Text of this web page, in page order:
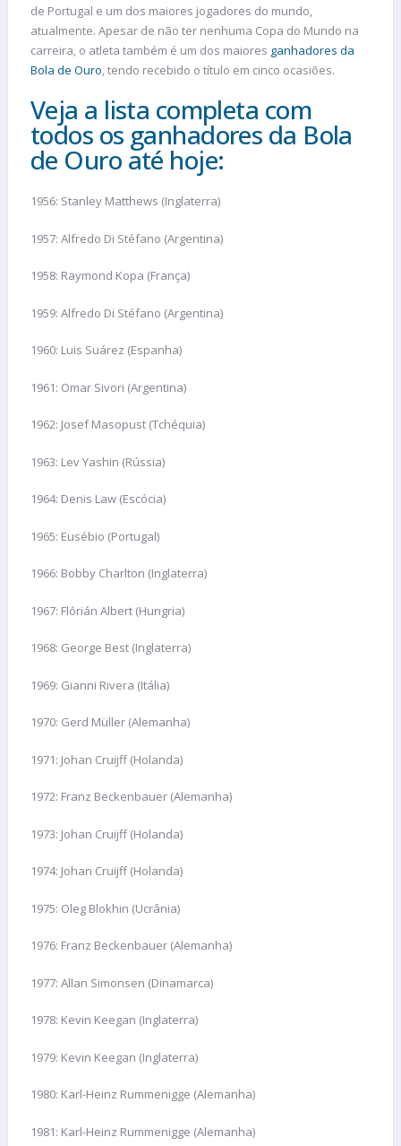
de Portugal e um dos maiores jogadores do mundo,
atualmente. Apesar de não ter nenhuma Copa do Mundo na
carreira, o atleta também é um dos maiores ganhadores da
Bola de Ouro, tendo recebido o título em cinco ocasiões.
Veja a lista completa com
todos os ganhadores da Bola
de Ouro até hoje:
1956: Stanley Matthews (Inglaterra)
1957: Alfredo Di Stéfano (Argentina)
1958: Raymond Kopa (França)
1959: Alfredo Di Stéfano (Argentina)
1960: Luis Suárez (Espanha)
1961: Omar Sivori (Argentina)
1962: Josef Masopust (Tchéquia)
1963: Lev Yashin (Rússia)
1964: Denis Law (Escócia)
1965: Eusébio (Portugal)
1966: Bobby Charlton (Inglaterra)
1967: Flórián Albert (Hungria)
1968: George Best (Inglaterra)
1969: Gianni Rivera (Itália)
1970: Gerd Müller (Alemanha)
1971: Johan Cruijff (Holanda)
1972: Franz Beckenbauer (Alemanha)
1973: Johan Cruijff (Holanda)
1974: Johan Cruijff (Holanda)
1975: Oleg Blokhin (Ucrânia)
1976: Franz Beckenbauer (Alemanha)
1977: Allan Simonsen (Dinamarca)
1978: Kevin Keegan (Inglaterra)
1979: Kevin Keegan (Inglaterra)
1980: Karl-Heinz Rummenigge (Alemanha)
1981: Karl-Heinz Rummenigge (Alemanha)